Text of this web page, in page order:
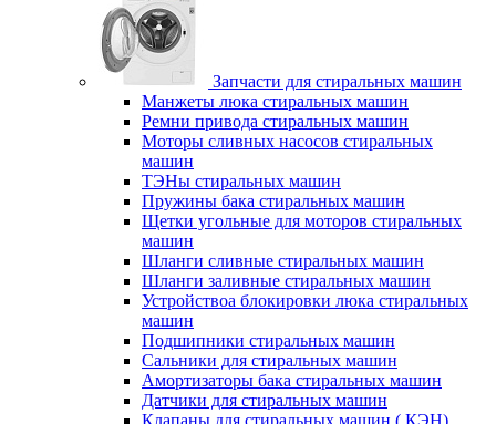
Запчасти для стиральных машин
Манжеты люка стиральных машин
Ремни привода стиральных машин
Моторы сливных насосов стиральных
машин
ТЭНы стиральных машин
Пружины бака стиральных машин
Щетки угольные для моторов стиральных
машин
Шланги сливные стиральных машин
Шланги заливные стиральных машин
Устройствоа блокировки люка стиральных
машин
Подшипники стиральных машин
Сальники для стиральных машин
Амортизаторы бака стиральных машин
Датчики для стиральных машин
Клапаны для стиральных машин ( КЭН)